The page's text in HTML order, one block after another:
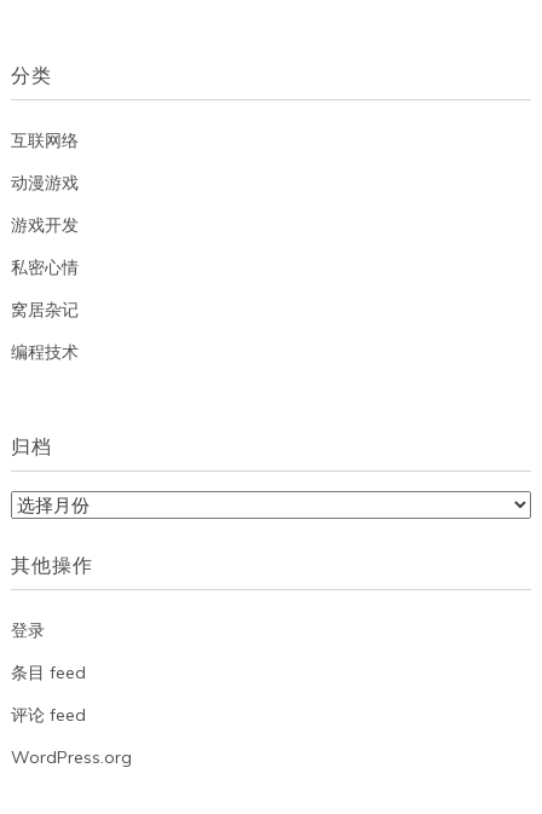
分类
互联网络
动漫游戏
游戏开发
私密心情
窝居杂记
编程技术
归档
归
其他操作
登录
条目 feed
评论 feed
WordPress.org